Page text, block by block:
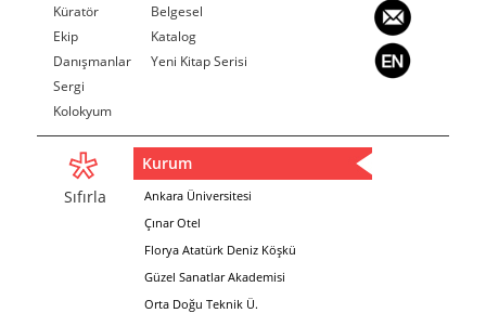
Küratör
Ekip
Danışmanlar
Sergi
Kolokyum
Belgesel
Katalog
Yeni Kitap Serisi
Sıfırla
Kurum
Ankara Üniversitesi
Çınar Otel
Florya Atatürk Deniz Köşkü
Güzel Sanatlar Akademisi
Orta Doğu Teknik Ü.